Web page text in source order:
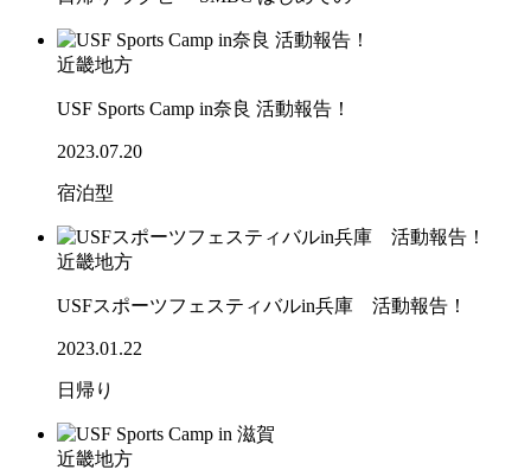
近畿地方
USF Sports Camp in奈良 活動報告！
2023.07.20
宿泊型
近畿地方
USFスポーツフェスティバルin兵庫 活動報告！
2023.01.22
日帰り
近畿地方